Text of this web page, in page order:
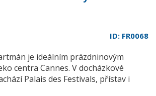
ID: FR0068
je ideálním prázdninovým
centra Cannes. V docházkové
Palais des Festivals, přístav i